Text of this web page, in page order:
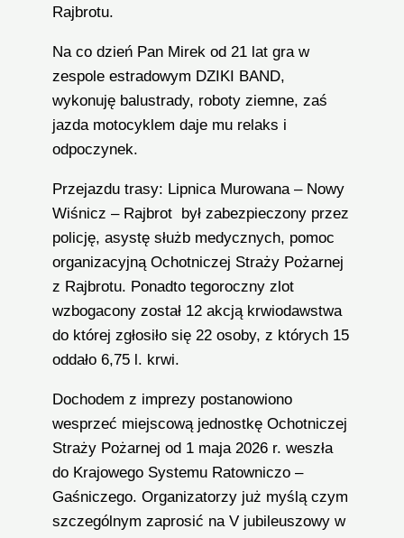
Rajbrotu.
Na co dzień Pan Mirek od 21 lat gra w
zespole estradowym DZIKI BAND,
wykonuję balustrady, roboty ziemne, zaś
jazda motocyklem daje mu relaks i
odpoczynek.
Przejazdu trasy: Lipnica Murowana – Nowy
Wiśnicz – Rajbrot był zabezpieczony przez
policję, asystę służb medycznych, pomoc
organizacyjną Ochotniczej Straży Pożarnej
z Rajbrotu. Ponadto tegoroczny zlot
wzbogacony został 12 akcją krwiodawstwa
do której zgłosiło się 22 osoby, z których 15
oddało 6,75 l. krwi.
Dochodem z imprezy postanowiono
wesprzeć miejscową jednostkę Ochotniczej
Straży Pożarnej od 1 maja 2026 r. weszła
do Krajowego Systemu Ratowniczo –
Gaśniczego. Organizatorzy już myślą czym
szczególnym zaprosić na V jubileuszowy w